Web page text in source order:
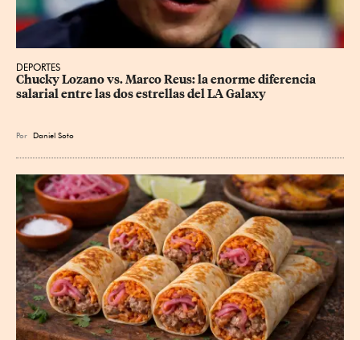
DEPORTES
Chucky Lozano vs. Marco Reus: la enorme diferencia
salarial entre las dos estrellas del LA Galaxy
Por Daniel Soto